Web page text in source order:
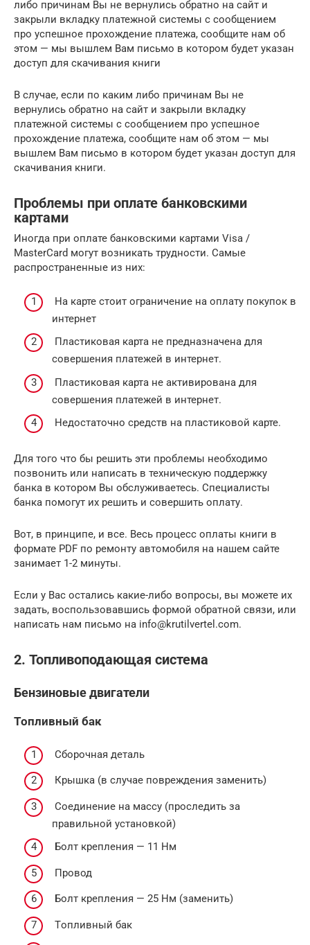
либо причинам Вы не вернулись обратно на сайт и
закрыли вкладку платежной системы с сообщением
про успешное прохождение платежа, сообщите нам об
этом — мы вышлем Вам письмо в котором будет указан
доступ для скачивания книги
В случае, если по каким либо причинам Вы не
вернулись обратно на сайт и закрыли вкладку
платежной системы с сообщением про успешное
прохождение платежа, сообщите нам об этом — мы
вышлем Вам письмо в котором будет указан доступ для
скачивания книги.
Проблемы при оплате банковскими
картами
Иногда при оплате банковскими картами Visa /
MasterCard могут возникать трудности. Самые
распространенные из них:
На карте стоит ограничение на оплату покупок в
интернет
Пластиковая карта не предназначена для
совершения платежей в интернет.
Пластиковая карта не активирована для
совершения платежей в интернет.
Недостаточно средств на пластиковой карте.
Для того что бы решить эти проблемы необходимо
позвонить или написать в техническую поддержку
банка в котором Вы обслуживаетесь. Специалисты
банка помогут их решить и совершить оплату.
Вот, в принципе, и все. Весь процесс оплаты книги в
формате PDF по ремонту автомобиля на нашем сайте
занимает 1-2 минуты.
Если у Вас остались какие-либо вопросы, вы можете их
задать, воспользовавшись формой обратной связи, или
написать нам письмо на info@krutilvertel.com.
2. Топливоподающая система
Бензиновые двигатели
Топливный бак
Сборочная деталь
Крышкa (в случае повреждения заменить)
Соединение на массу (проследить за
правильной установкой)
Болт крепления — 11 Нм
Провод
Болт крепления — 25 Нм (зaмeнить)
Тoпливный бaк